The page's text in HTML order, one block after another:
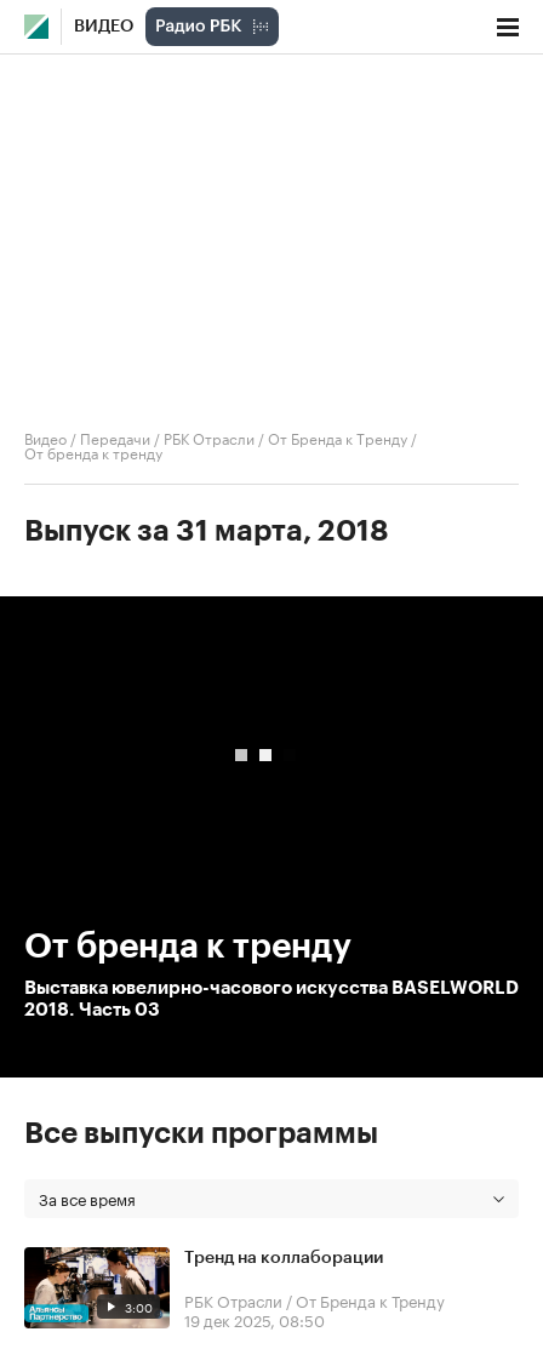
ВИДЕО
Видео / Передачи / РБК Отрасли / От Бренда к Тренду /
От бренда к тренду
Выпуск за 31 марта, 2018
От бренда к тренду
Выставка ювелирно-часового искусства BASELWORLD
2018. Часть 03
Все выпуски программы
За все время
3:00
Тренд на коллаборации
РБК Отрасли / От Бренда к Тренду
19 дек 2025, 08:50